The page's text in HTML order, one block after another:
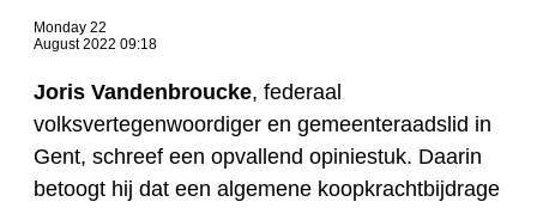
Monday 22
August 2022 09:18
Joris Vandenbroucke, federaal
volksvertegenwoordiger en gemeenteraadslid in
Gent, schreef een opvallend opiniestuk. Daarin
betoogt hij dat een algemene koopkrachtbijdrage